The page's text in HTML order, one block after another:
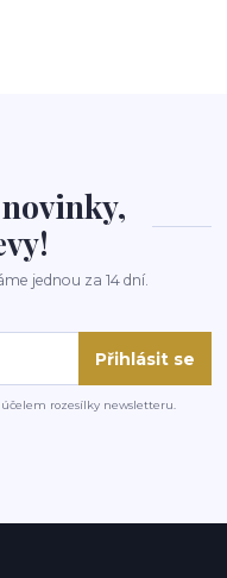
jednou za 14 dní.
Přihlásit se
účelem rozesílky newsletteru.